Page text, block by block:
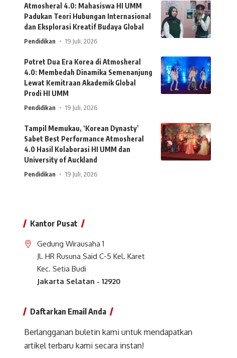
Atmosheral 4.0: Mahasiswa HI UMM
Padukan Teori Hubungan Internasional
dan Eksplorasi Kreatif Budaya Global
Pendidikan 19 Juli, 2026
Potret Dua Era Korea di Atmosheral
4.0: Membedah Dinamika Semenanjung
Lewat Kemitraan Akademik Global
Prodi HI UMM
Pendidikan 19 Juli, 2026
Tampil Memukau, ‘Korean Dynasty’
Sabet Best Performance Atmosheral
4.0 Hasil Kolaborasi HI UMM dan
University of Auckland
Pendidikan 19 Juli, 2026
Kantor Pusat
Gedung Wirausaha 1
Jl. HR Rusuna Said C-5 Kel. Karet
Kec. Setia Budi
Jakarta Selatan - 12920
Daftarkan Email Anda
Berlangganan buletin kami untuk mendapatkan
artikel terbaru kami secara instan!